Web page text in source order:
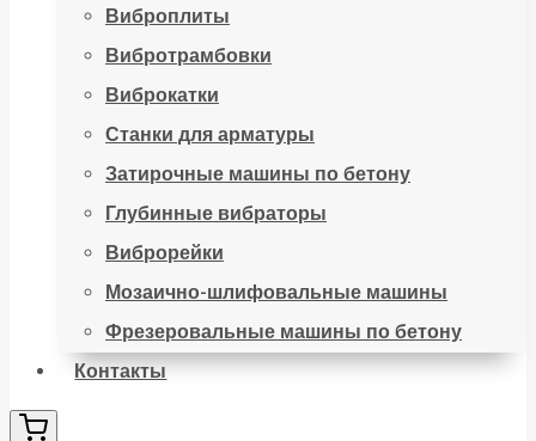
Виброплиты
Вибротрамбовки
Виброкатки
Станки для арматуры
Затирочные машины по бетону
Глубинные вибраторы
Виброрейки
Мозаично-шлифовальные машины
Фрезеровальные машины по бетону
Контакты